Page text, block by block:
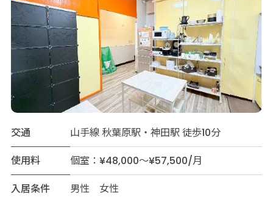
交通
山手線 秋葉原駅・神田駅 徒歩10分
使用料
個室：¥48,000～¥57,500/月
入居条件
男性 女性